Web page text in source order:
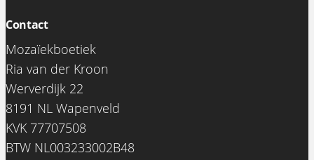
Contact
Mozaïekboetiek
Ria van der Kroon
Werverdijk 22
8191 NL Wapenveld
KVK 77707508
BTW NL003233002B48